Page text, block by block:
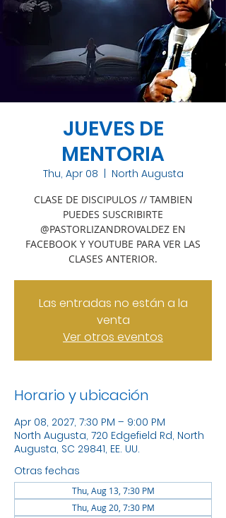
JUEVES DE
MENTORIA
Thu, Apr 08 North Augusta
CLASE DE DISCIPULOS // TAMBIEN
PUEDES SUSCRIBIRTE
@PASTORLIZANDROVALDEZ EN
FACEBOOK Y YOUTUBE PARA VER LAS
CLASES ANTERIOR.
Las entradas no están a la
venta
Ver otros eventos
Horario y ubicación
Apr 08, 2027, 7:30 PM – 9:00 PM
North Augusta, 720 Edgefield Rd, North
Augusta, SC 29841, EE. UU.
Otras fechas
Thu, Aug 13, 7:30 PM
Thu, Aug 20, 7:30 PM